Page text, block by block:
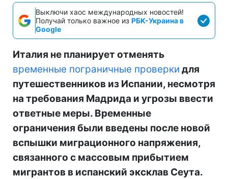
Выключи хаос международных новостей!
Получай только важное из РБК-Украина в
Google
Италия не планирует отменять
временные пограничные проверки для
путешественников из Испании, несмотря
на требования Мадрида и угрозы ввести
ответные меры. Временные
ограничения были введены после новой
вспышки миграционного напряжения,
связанного с массовым прибытием
мигрантов в испанский эксклав Сеута.